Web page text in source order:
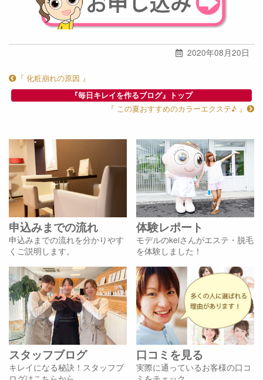
2020年08月20日
『 化粧崩れの原因 』
『毎日キレイを作るブログ』トップ
『 この夏おすすめのカラーエクステ♪ 』
申込みまでの流れ
申込みまでの流れを分かりやす
くご説明します。
体験レポート
モデルのkeiさんがエステ・脱毛
を体験しました！
スタッフブログ
キレイになる秘訣！スタッフブ
口コミを見る
実際に通っているお客様の口コ